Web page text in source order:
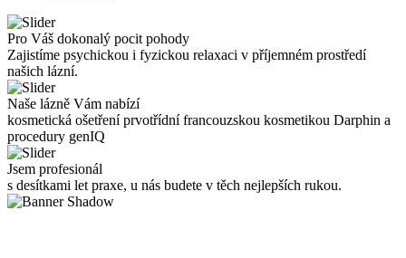
Pro Váš dokonalý pocit pohody
Zajistíme psychickou i fyzickou relaxaci v příjemném prostředí
našich lázní.
Naše lázně Vám nabízí
kosmetická ošetření prvotřídní francouzskou kosmetikou Darphin a
procedury genIQ
Jsem profesionál
s desítkami let praxe, u nás budete v těch nejlepších rukou.